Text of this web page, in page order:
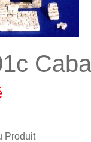
Produit